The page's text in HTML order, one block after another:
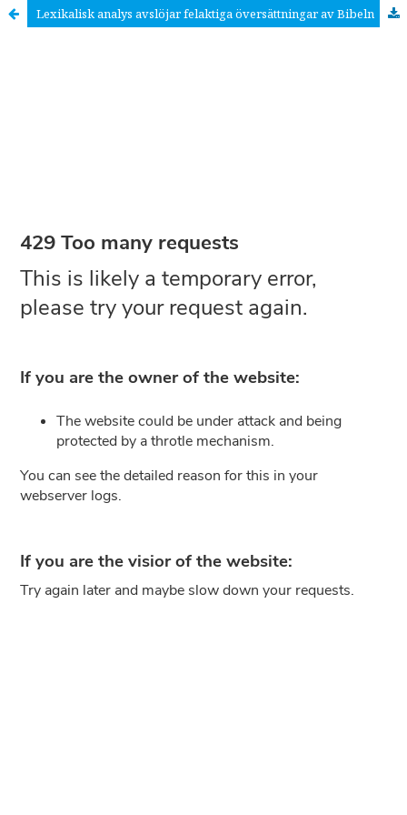
Lexikalisk analys avslöjar felaktiga översättningar av Bibeln